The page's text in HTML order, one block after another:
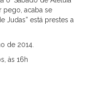
pego, acaba se
Judas” está prestes a
de 2014.
às 16h